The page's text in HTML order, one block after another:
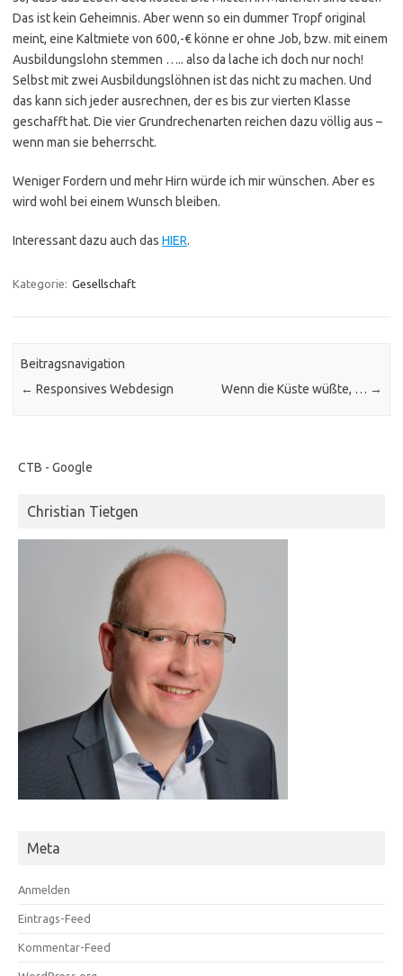
Das ist kein Geheimnis. Aber wenn so ein dummer Tropf original
meint, eine Kaltmiete von 600,-€ könne er ohne Job, bzw. mit einem
Ausbildungslohn stemmen ….. also da lache ich doch nur noch!
Selbst mit zwei Ausbildungslöhnen ist das nicht zu machen. Und
das kann sich jeder ausrechnen, der es bis zur vierten Klasse
geschafft hat. Die vier Grundrechenarten reichen dazu völlig aus –
wenn man sie beherrscht.
Weniger Fordern und mehr Hirn würde ich mir wünschen. Aber es
wird wohl bei einem Wunsch bleiben.
Interessant dazu auch das HIER.
Kategorie: Gesellschaft
Beitragsnavigation
← Responsives Webdesign Wenn die Küste wüßte, … →
CTB - Google
Christian Tietgen
Meta
Anmelden
Eintrags-Feed
Kommentar-Feed